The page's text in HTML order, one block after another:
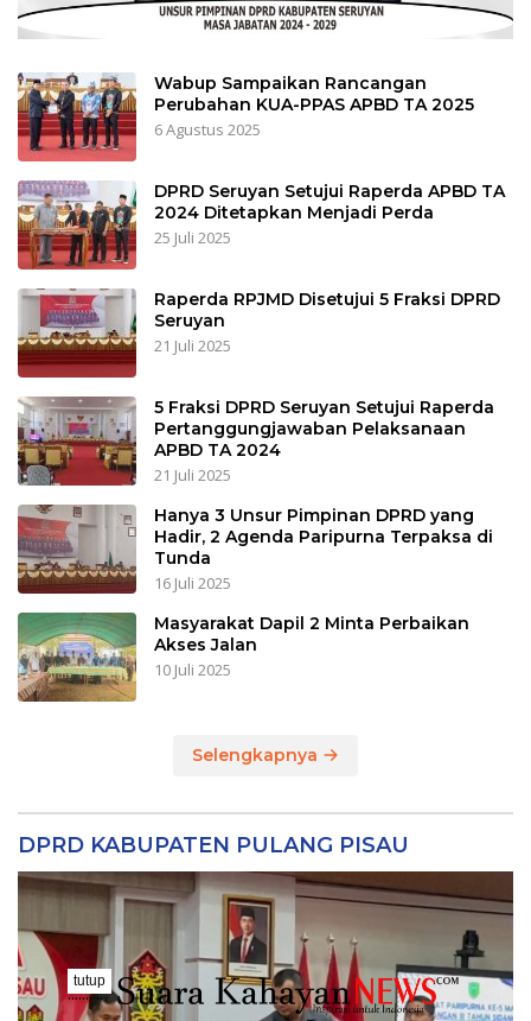
Wabup Sampaikan Rancangan
Perubahan KUA-PPAS APBD TA 2025
6 Agustus 2025
DPRD Seruyan Setujui Raperda APBD TA
2024 Ditetapkan Menjadi Perda
25 Juli 2025
Raperda RPJMD Disetujui 5 Fraksi DPRD
Seruyan
21 Juli 2025
5 Fraksi DPRD Seruyan Setujui Raperda
Pertanggungjawaban Pelaksanaan
APBD TA 2024
21 Juli 2025
Hanya 3 Unsur Pimpinan DPRD yang
Hadir, 2 Agenda Paripurna Terpaksa di
Tunda
16 Juli 2025
Masyarakat Dapil 2 Minta Perbaikan
Akses Jalan
10 Juli 2025
Selengkapnya
DPRD KABUPATEN PULANG PISAU
tutup
..........